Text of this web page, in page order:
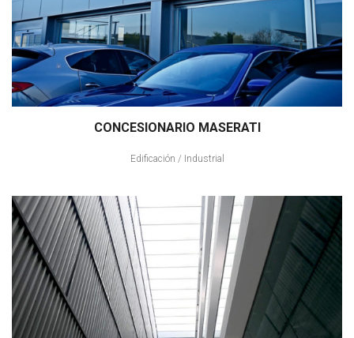
CONCESIONARIO MASERATI
Edificación / Industrial